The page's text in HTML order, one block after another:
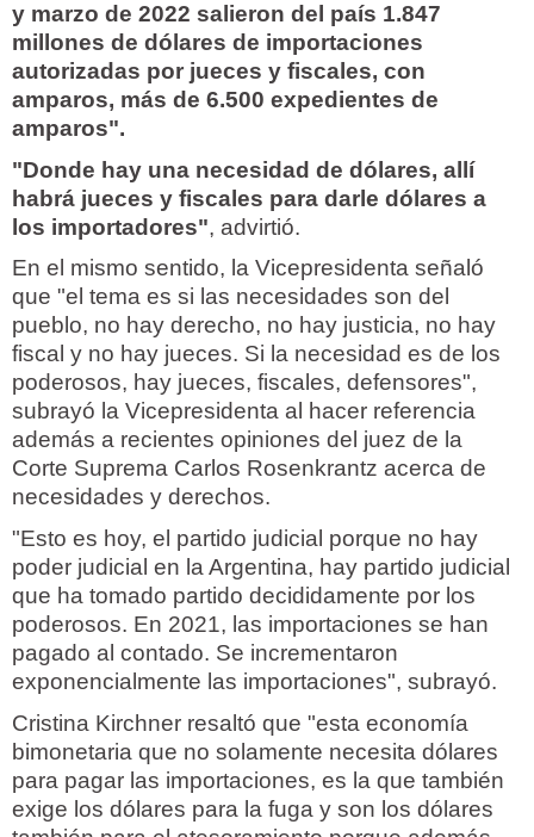
y marzo de 2022 salieron del país 1.847
millones de dólares de importaciones
autorizadas por jueces y fiscales, con
amparos, más de 6.500 expedientes de
amparos".
"Donde hay una necesidad de dólares, allí
habrá jueces y fiscales para darle dólares a
los importadores", advirtió.
En el mismo sentido, la Vicepresidenta señaló
que "el tema es si las necesidades son del
pueblo, no hay derecho, no hay justicia, no hay
fiscal y no hay jueces. Si la necesidad es de los
poderosos, hay jueces, fiscales, defensores",
subrayó la Vicepresidenta al hacer referencia
además a recientes opiniones del juez de la
Corte Suprema Carlos Rosenkrantz acerca de
necesidades y derechos.
"Esto es hoy, el partido judicial porque no hay
poder judicial en la Argentina, hay partido judicial
que ha tomado partido decididamente por los
poderosos. En 2021, las importaciones se han
pagado al contado. Se incrementaron
exponencialmente las importaciones", subrayó.
Cristina Kirchner resaltó que "esta economía
bimonetaria que no solamente necesita dólares
para pagar las importaciones, es la que también
exige los dólares para la fuga y son los dólares